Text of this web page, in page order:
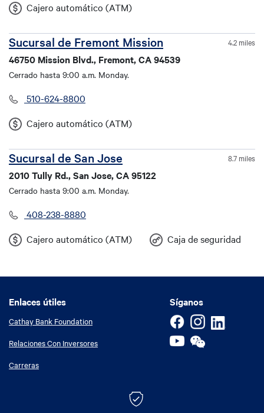
Cajero automático (ATM)
Sucursal de Fremont Mission 4.2 miles
46750 Mission Blvd., Fremont, CA 94539
Cerrado hasta 9:00 a.m. Monday.
510-624-8800
Cajero automático (ATM)
Sucursal de San Jose 8.7 miles
2010 Tully Rd., San Jose, CA 95122
Cerrado hasta 9:00 a.m. Monday.
408-238-8880
Cajero automático (ATM)
Caja de seguridad
Síganos
Enlaces útiles
Enlaces útiles
Cathay Bank Foundation
Relaciones Con Inversores
Carreras